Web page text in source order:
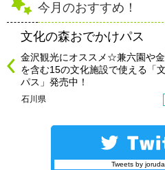
今月のおすすめ！
文化の森おでかけパス
金沢観光にオススメ☆兼六園や
を含む15の文化施設で使える「
パス」発売中！
石川県
Tweets by